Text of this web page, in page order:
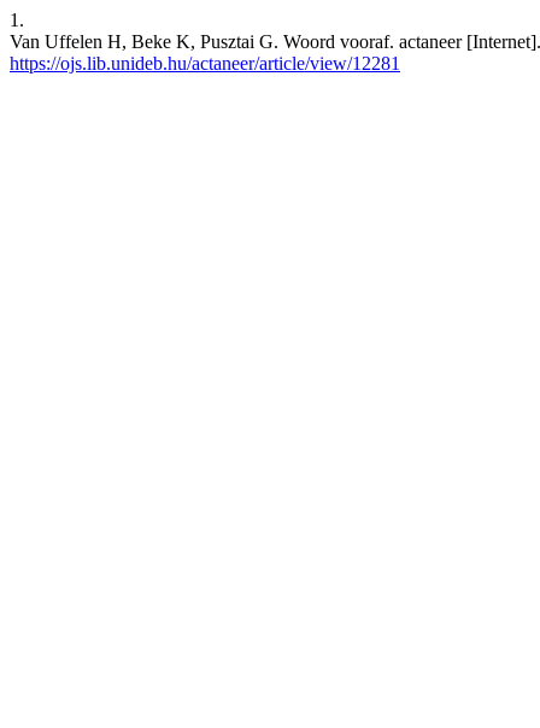
1.
Van Uffelen H, Beke K, Pusztai G. Woord vooraf. actaneer
https://ojs.lib.unideb.hu/actaneer/article/view/12281